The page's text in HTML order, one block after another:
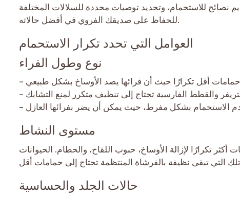
للاستحمام، وتحديد توصيات محددة للسلالات المختلفة
للحفاظ على صديقك الفروي في أفضل حالاته.
العوامل التي تحدد تكرار الاستحمام
نوع وطول الفراء
مستوى النشاط
تكرارًا لإزالة الأوساخ، حبوب اللقاح، والحطام. الحيوانات
حالات الجلد والحساسية